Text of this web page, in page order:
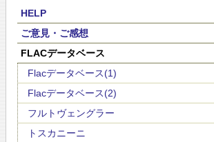
HELP
ご意見・ご感想
FLACデータベース
Flacデータベース(1)
Flacデータベース(2)
フルトヴェングラー
トスカニーニ